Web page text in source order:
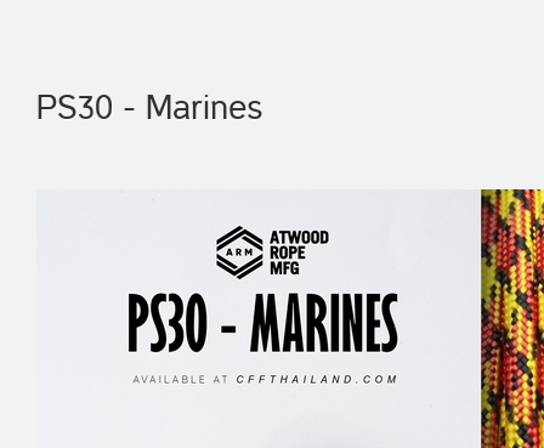
PS30 - Marines